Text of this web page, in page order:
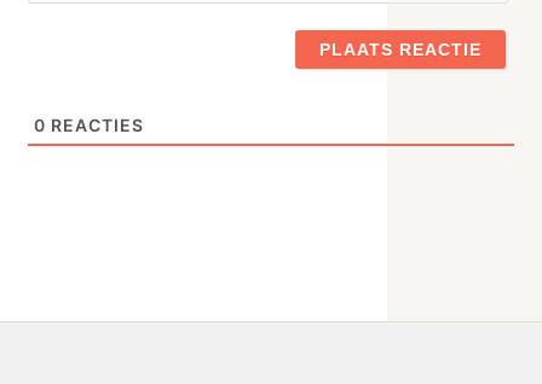
0 REACTIES